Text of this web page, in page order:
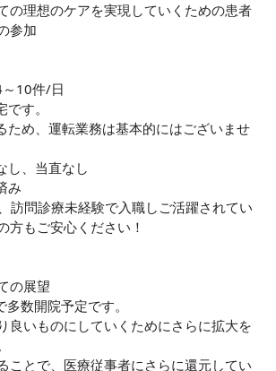
の理想のケアを実現していくための患者
参加
10件/日
す。
め、運転業務は基本的にはございませ
し、当直なし
み
訪問診療未経験で入職しご活躍されてい
方もご安心ください！
の展望
数開院予定です。
良いものにしていくためにさらに拡大を
ことで、医療従事者にさらに還元してい